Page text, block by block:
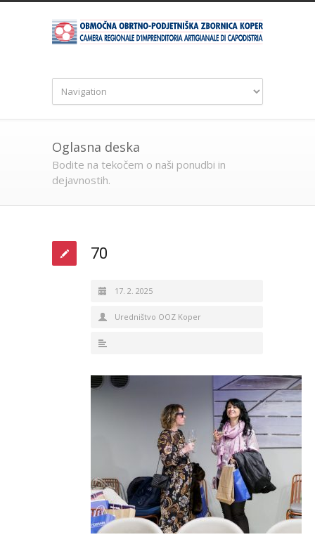
Oglasna deska
Bodite na tekočem o naši ponudbi in
dejavnostih.
70
17. 2. 2025
Uredništvo OOZ Koper